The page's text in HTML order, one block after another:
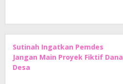
Sutinah Ingatkan Pemdes
Jangan Main Proyek Fiktif Dana
Desa